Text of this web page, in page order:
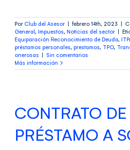
Por Club del Asesor | febrero 14th, 2023 |
General, Impuestos, Noticias del sector |
Equiparación Reconocimiento de Deuda,
préstamos personales, prestamos, TPO,
onerosas | Sin comentarios
Más información
CONTRATO DE
PRÉSTAMO A